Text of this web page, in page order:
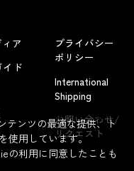
よくあるお問い合わせ
ア
イド
プライバシー
ポリシー
International
Shipping
お問い合わせ/
リクエスト
テンツの最適な提供、ト
使用しています。
の利用に同意したことも